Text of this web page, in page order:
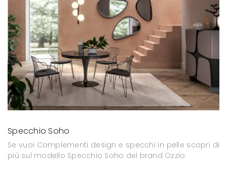
Specchio Soho
Se vuoi Complementi design e specchi in pelle scopri di
più sul modello Specchio Soho del brand Ozzio.